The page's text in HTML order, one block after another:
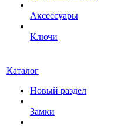
Аксессуары
Ключи
Каталог
Новый раздел
Замки